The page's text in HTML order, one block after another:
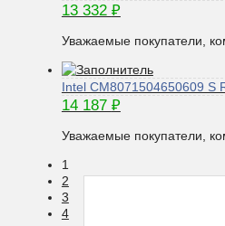
13 332 ₽
Уважаемые покупатели,
Intel CM8071504650609 S
14 187 ₽
Уважаемые покупатели,
1
2
3
4